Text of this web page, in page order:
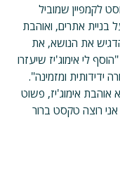
לקמפיין שמוביל
בניית אתרים, ואוהבת
את הנושא, את
לי אימוג'יז שיעזרו
ידידותית ומזמינה".
אימוג'יז, פשוט
אני רוצה טקסט ברור